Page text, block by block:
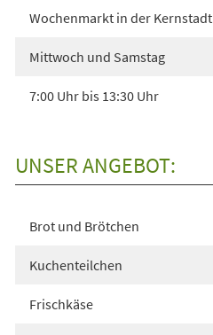
Wochenmarkt in der Kernstadt
Mittwoch und Samstag
7:00 Uhr bis 13:30 Uhr
UNSER ANGEBOT:
Brot und Brötchen
Kuchenteilchen
Frischkäse